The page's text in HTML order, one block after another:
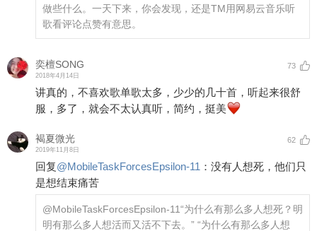
做些什么。一天下来，你会发现，还是TM用网易云音乐听
歌看评论点赞有意思。
奕檀SONG
2018年4月14日
73
讲真的，不喜欢歌单歌太多，少少的几十首，听起来很舒
服，多了，就会不太认真听，简约，挺美
褐夏微光
2019年11月8日
62
回复@MobileTaskForcesEpsilon-11 ： 没有人想死，他们只
是想结束痛苦
@MobileTaskForcesEpsilon-11“为什么有那么多人想死？明
明有那么多人想活而又活不下去。” “为什么有那么多人想